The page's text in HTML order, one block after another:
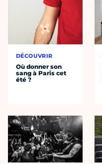
DÉCOUVRIR
Où donner son
sang à Paris cet
été ?